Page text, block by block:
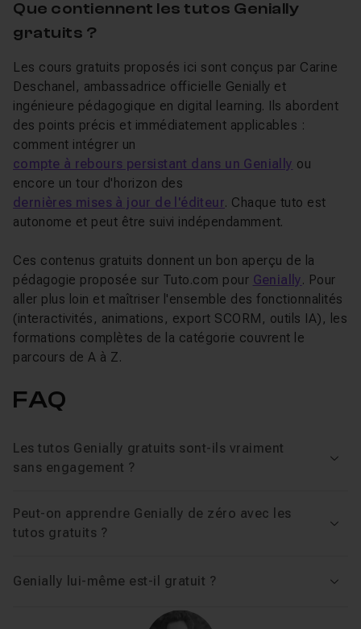
Que contiennent les tutos Genially
gratuits ?
Les cours gratuits proposés ici sont conçus par Carine
Deschanel, ambassadrice officielle Genially et
ingénieure pédagogique en digital learning. Ils abordent
des points précis et immédiatement applicables :
comment intégrer un
compte à rebours persistant dans un Genially ou
encore un tour d'horizon des
dernières mises à jour de l'éditeur. Chaque tuto est
autonome et peut être suivi indépendamment.
Ces contenus gratuits donnent un bon aperçu de la
pédagogie proposée sur Tuto.com pour Genially. Pour
aller plus loin et maîtriser l'ensemble des fonctionnalités
(interactivités, animations, export SCORM, outils IA), les
formations complètes de la catégorie couvrent le
parcours de A à Z.
FAQ
Les tutos Genially gratuits sont-ils vraiment
sans engagement ?
Peut-on apprendre Genially de zéro avec les
tutos gratuits ?
Genially lui-même est-il gratuit ?